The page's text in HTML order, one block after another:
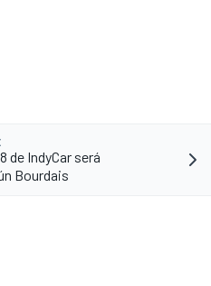
de IndyCar será
Bourdais